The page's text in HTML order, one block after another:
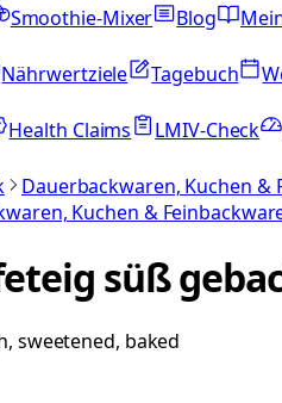
Smoothie-Mixer Blog
Nährwertziele Tagebuch
Health Claims LMIV-Check
Dauerbackwaren, Kuchen &
Kuchen &
süß
sweetened, baked